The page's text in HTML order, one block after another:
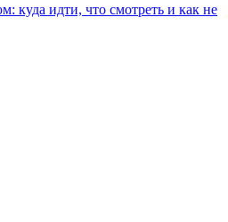
куда идти, что смотреть и как не